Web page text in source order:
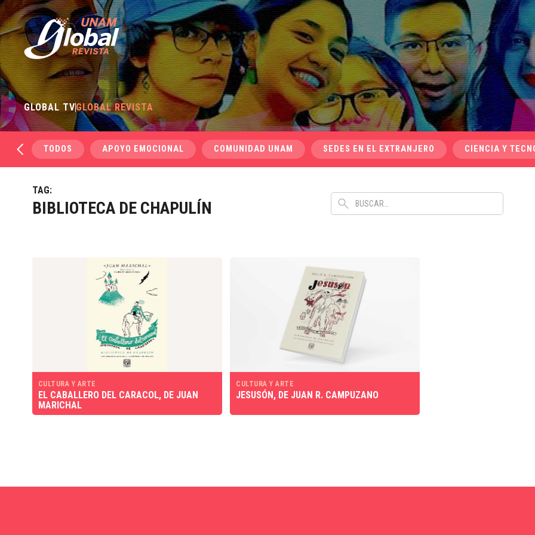
GLOBAL TVGLOBAL REVISTA
TODOS APOYO EMOCIONAL COMUNIDAD UNAM SEDES EN EL EXTRANJERO CIENCIA Y
TAG:
BIBLIOTECA DE CHAPULÍN
CULTURA Y ARTE
EL CABALLERO DEL CARACOL, DE JUAN
MARICHAL
CULTURA Y ARTE
JESUSÓN, DE JUAN R. CAMPUZANO